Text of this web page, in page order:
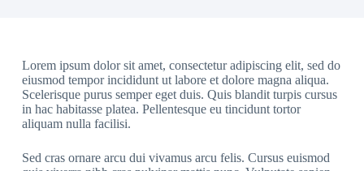
Lorem ipsum dolor sit amet, consectetur adipiscing elit, sed do
eiusmod tempor incididunt ut labore et dolore magna aliqua.
Scelerisque purus semper eget duis. Quis blandit turpis cursus
in hac habitasse platea. Pellentesque eu tincidunt tortor
aliquam nulla facilisi.
Sed cras ornare arcu dui vivamus arcu felis. Cursus euismod